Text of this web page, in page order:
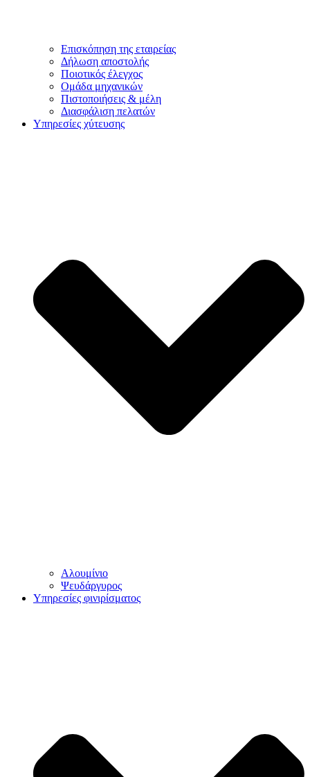
Επισκόπηση της εταιρείας
Δήλωση αποστολής
Ποιοτικός έλεγχος
Ομάδα μηχανικών
Πιστοποιήσεις & μέλη
Διασφάλιση πελατών
Υπηρεσίες χύτευσης
Αλουμίνιο
Ψευδάργυρος
Υπηρεσίες φινιρίσματος